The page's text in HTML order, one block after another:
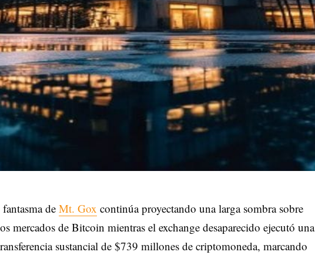
deMt. Gox continúa proyectando una larga sombra sobre
mercados de Bitcoin mientras el exchange desaparecido ejecutó una
sustancial de $739 millones de criptomoneda, marcando